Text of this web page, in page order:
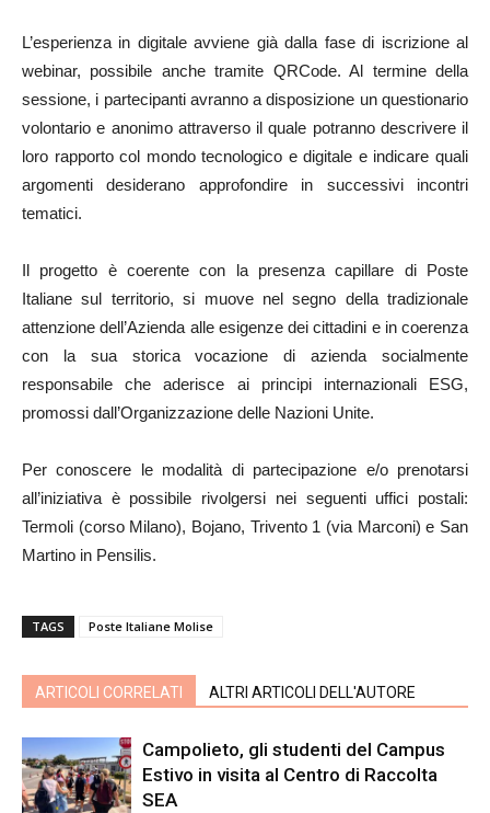
L’esperienza in digitale avviene già dalla fase di iscrizione al
webinar, possibile anche tramite QRCode. Al termine della
sessione, i partecipanti avranno a disposizione un questionario
volontario e anonimo attraverso il quale potranno descrivere il
loro rapporto col mondo tecnologico e digitale e indicare quali
argomenti desiderano approfondire in successivi incontri
tematici.
Il progetto è coerente con la presenza capillare di Poste
Italiane sul territorio, si muove nel segno della tradizionale
attenzione dell’Azienda alle esigenze dei cittadini e in coerenza
con la sua storica vocazione di azienda socialmente
responsabile che aderisce ai principi internazionali ESG,
promossi dall’Organizzazione delle Nazioni Unite.
Per conoscere le modalità di partecipazione e/o prenotarsi
all’iniziativa è possibile rivolgersi nei seguenti uffici postali:
Termoli (corso Milano), Bojano, Trivento 1 (via Marconi) e San
Martino in Pensilis.
TAGS Poste Italiane Molise
ARTICOLI CORRELATI ALTRI ARTICOLI DELL'AUTORE
Campolieto, gli studenti del Campus
Estivo in visita al Centro di Raccolta
SEA